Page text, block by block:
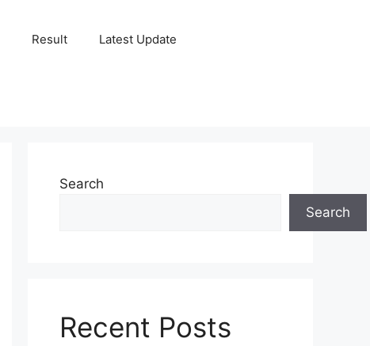
Result Latest Update
Search
Search
Recent Posts